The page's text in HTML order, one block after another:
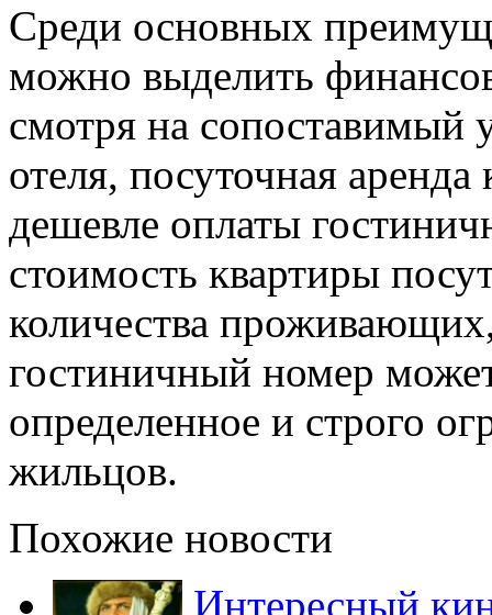
Среди основных
можно выделить
смотря на сопоставимый
отеля, посуточная
дешевле оплаты
стоимость квартиры
количества
гостиничный номер
определенное и строго
жильцов.
Похожие новости
Интересный